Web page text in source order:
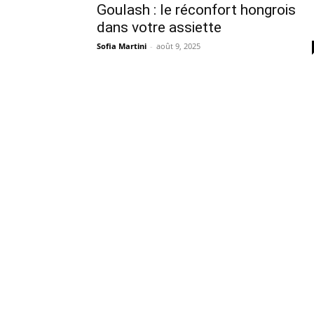
Goulash : le réconfort hongrois
dans votre assiette
Sofia Martini - août 9, 2025